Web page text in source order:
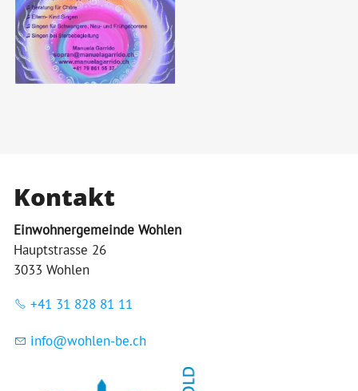
Kontakt
Einwohnergemeinde Wohlen
Hauptstrasse 26
3033 Wohlen
+41 31 828 81 11
nf w hl n-b ch